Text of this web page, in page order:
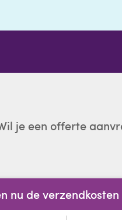
je een offerte
nu de verzendkosten